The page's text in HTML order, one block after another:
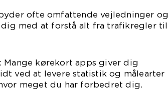
ofte omfattende vejledninger og
med at forstå alt fra trafikregler til
kørekort apps giver dig
ved at levere statistik og målearter
meget du har forbedret dig.